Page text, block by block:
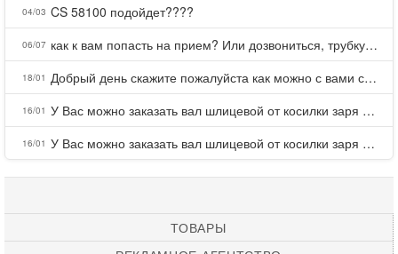
04/03 CS 58100 подойдет????
06/07 как к вам попасть на прием? Или дозвониться, трубку не берете.
18/01 Добрый день скажите пожалуйста как можно с вами связаться . Телефон не отвечает .Заказала кухню в тц Хороший есть претензии а менеджер контактов не дает .Что делать?
16/01 У Вас можно заказать вал шлицевой от косилки заря для мтз, который соединяет мотоблок с косилкой.?
16/01 У Вас можно заказать вал шлицевой от косилки заря для мтз, который соединяет мотоблок с косилкой.?
ТОВАРЫ